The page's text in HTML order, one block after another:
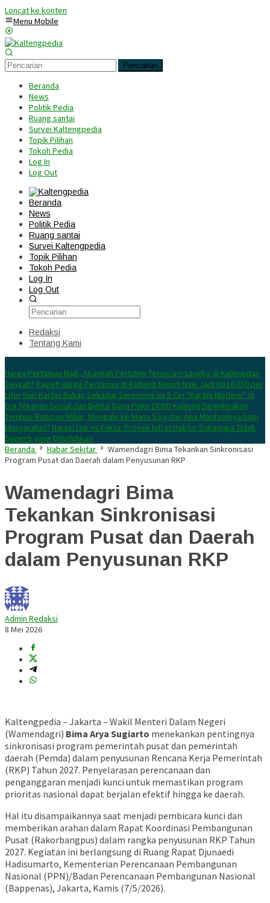
Loncat ke konten
Menu Mobile
Pencarian
Beranda
News
Politik Pedia
Ruang santai
Survei Kaltengpedia
Topik Pilihan
Tokoh Pedia
Log In
Log Out
Beranda
News
Politik Pedia
Ruang santai
Survei Kaltengpedia
Topik Pilihan
Tokoh Pedia
Log In
Log Out
Redaksi
Tentang Kami
Harga Pertamax Naik, Akankah Pertalite Terancam Langka di Kalimantan
Tengah? Kaget! Harga Pertamax di Kalteng Resmi Naik Jadi Rp16.650 per
Liter Hari Kartini Bukan Sekadar Seremoni: Ini 5 Ciri “Kartini Modern” di
Era Tekanan Sosial dan Digital Dana Pokir DPRD Kalteng Diperkirakan
Tembus Ratusan Miliar, Mengalir ke Mana Saja dan Apa Manfaatnya bagi
Masyarakat? Narasi Liar vs Fakta: Proyek Infrastruktur Sukamara Tidak
Seperti yang Dituduhkan
Beranda
Habar Sekitar
Wamendagri Bima Tekankan Sinkronisasi
Program Pusat dan Daerah dalam Penyusunan RKP
Wamendagri Bima
Tekankan Sinkronisasi
Program Pusat dan Daerah
dalam Penyusunan RKP
Admin Redaksi
8 Mei 2026
Kaltengpedia – Jakarta – Wakil Menteri Dalam Negeri
(Wamendagri) Bima Arya Sugiarto menekankan pentingnya
sinkronisasi program pemerintah pusat dan pemerintah
daerah (Pemda) dalam penyusunan Rencana Kerja Pemerintah
(RKP) Tahun 2027. Penyelarasan perencanaan dan
penganggaran menjadi kunci untuk memastikan program
prioritas nasional dapat berjalan efektif hingga ke daerah.
Hal itu disampaikannya saat menjadi pembicara kunci dan
memberikan arahan dalam Rapat Koordinasi Pembangunan
Pusat (Rakorbangpus) dalam rangka penyusunan RKP Tahun
2027. Kegiatan ini berlangsung di Ruang Rapat Djunaedi
Hadisumarto, Kementerian Perencanaan Pembangunan
Nasional (PPN)/Badan Perencanaan Pembangunan Nasional
(Bappenas), Jakarta, Kamis (7/5/2026).